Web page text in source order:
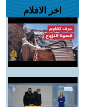
اخر الافلام